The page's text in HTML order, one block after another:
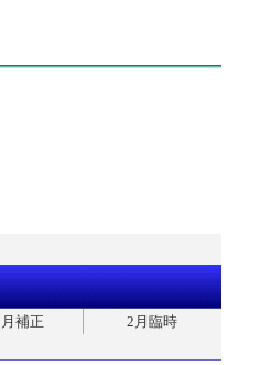
補正
2月臨時